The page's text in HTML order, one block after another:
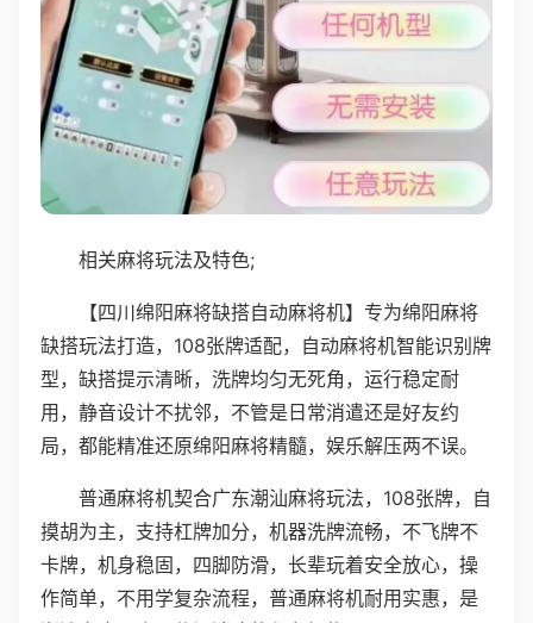
相关麻将玩法及特色;
【四川绵阳麻将缺搭自动麻将机】专为绵阳麻将
缺搭玩法打造，108张牌适配，自动麻将机智能识别牌
型，缺搭提示清晰，洗牌均匀无死角，运行稳定耐
用，静音设计不扰邻，不管是日常消遣还是好友约
局，都能精准还原绵阳麻将精髓，娱乐解压两不误。
普通麻将机契合广东潮汕麻将玩法，108张牌，自
摸胡为主，支持杠牌加分，机器洗牌流畅，不飞牌不
卡牌，机身稳固，四脚防滑，长辈玩着安全放心，操
作简单，不用学复杂流程，普通麻将机耐用实惠，是